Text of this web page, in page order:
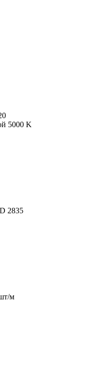
5000 K
2835
м